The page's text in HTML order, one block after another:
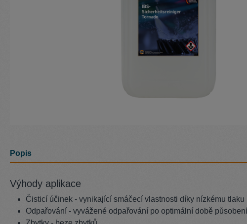
Popis
Výhody aplikace
Čisticí účinek - vynikající smáčecí vlastnosti díky nízkému
Odpařování - vyvážené odpařování po optimální době